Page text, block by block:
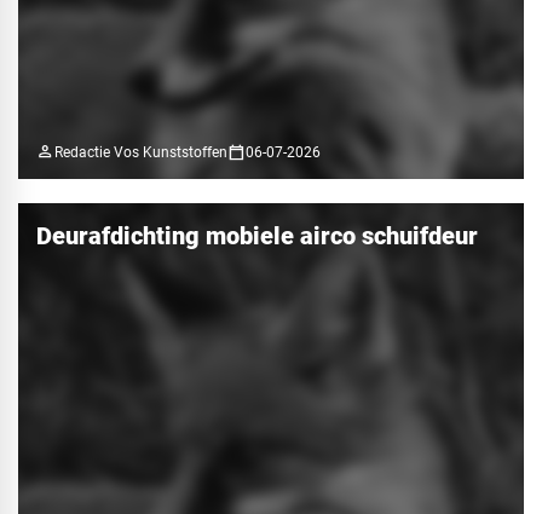
person Redactie Vos Kunststoffencalendar_today06-07-2026
Deurafdichting mobiele airco schuifdeur